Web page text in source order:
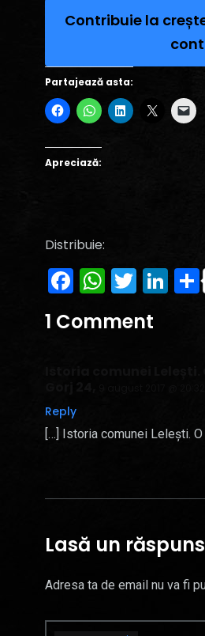
Contribuie la
Partajează asta:
Apreciază:
Distribuie:
Facebook
1 Comment
Reply
[…] Istoria comunei Lelești.
Lasă un răspuns
Adresa ta de email nu va fi